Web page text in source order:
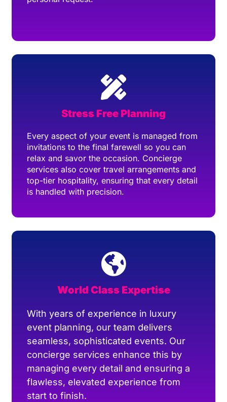
Stress Free Planning
Every aspect of your event is managed from
invitations to the final farewell so you can
relax and savor the occasion. Concierge
services also cover travel arrangements and
top-tier hospitality, ensuring that every detail
is handled with precision.
World Class Expertise
With years of experience in luxury
event planning, our team delivers
seamless, sophisticated events. Our
concierge services enhance this by
managing every detail and ensuring a
flawless, elevated experience from
start to finish.